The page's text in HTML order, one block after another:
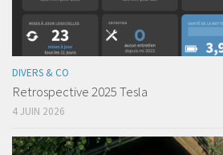
DIVERS & CO
Retrospective 2025 Tesla
4 JUIN 2026